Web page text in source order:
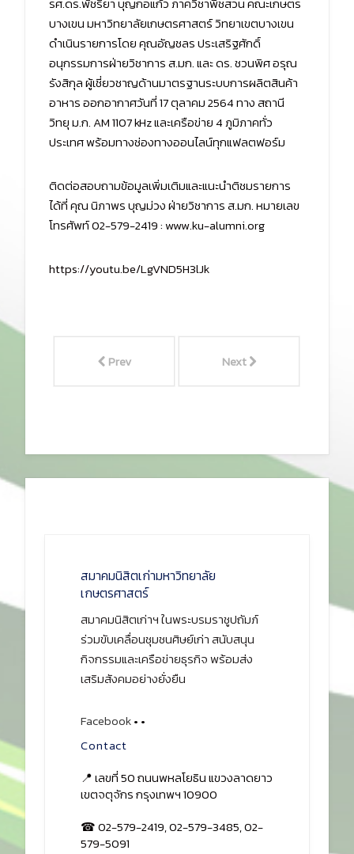
บางเขน มหาวิทยาลัยเกษตรศาสตร์ วิทยาเขตบางเขน
ดำเนินรายการโดย คุณอัญชลร ประเสริฐศักดิ์
อนุกรรมการฝ่ายวิชาการ ส.มก. และ ดร. ชวนพิศ อรุณ
รังสิกุล ผู้เชี่ยวชาญด้านมาตรฐานระบบการผลิตสินค้า
อาหาร ออกอากาศวันที่ 17 ตุลาคม 2564 ทาง สถานี
วิทยุ ม.ก. AM 1107 kHz และเครือข่าย 4 ภูมิภาคทั่ว
ประเทศ พร้อมทางช่องทางออนไลน์ทุกแฟลตฟอร์ม
ติดต่อสอบถามข้อมูลเพิ่มเติมและแนะนำติชมรายการ
ได้ที่ คุณ นิภาพร บุญม่วง ฝ่ายวิชาการ ส.มก. หมายเลข
โทรศัพท์ 02-579-2419 : www.ku-alumni.org
https://youtu.be/LgVND5H3lJk
Prev Next
สมาคมนิสิตเก่ามหาวิทยาลัย
เกษตรศาสตร์
สมาคมนิสิตเก่าฯ ในพระบรมราชูปถัมภ์
ร่วมขับเคลื่อนชุมชนศิษย์เก่า สนับสนุน
กิจกรรมและเครือข่ายธุรกิจ พร้อมส่ง
เสริมสังคมอย่างยั่งยืน
Facebook• •
Contact
📍 เลขที่ 50 ถนนพหลโยธิน แขวงลาดยาว
เขตจตุจักร กรุงเทพฯ 10900
☎ 02-579-2419, 02-579-3485, 02-
579-5091